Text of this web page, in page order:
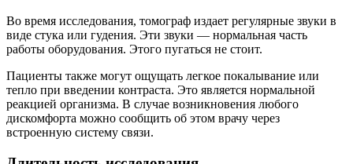
Во время исследования, томограф издает регулярные звуки в
виде стука или гудения. Эти звуки — нормальная часть
работы оборудования. Этого пугаться не стоит.
Пациенты также могут ощущать легкое покалывание или
тепло при введении контраста. Это является нормальной
реакцией организма. В случае возникновения любого
дискомфорта можно сообщить об этом врачу через
встроенную систему связи.